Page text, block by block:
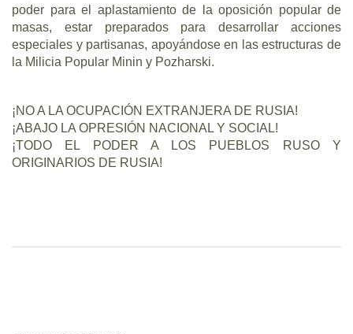
poder para el aplastamiento de la oposición popular de
masas, estar preparados para desarrollar acciones
especiales y partisanas, apoyándose en las estructuras de
la Milicia Popular Minin y Pozharski.
¡NO A LA OCUPACIÓN EXTRANJERA DE RUSIA!
¡ABAJO LA OPRESIÓN NACIONAL Y SOCIAL!
¡TODO EL PODER A LOS PUEBLOS RUSO Y
ORIGINARIOS DE RUSIA!